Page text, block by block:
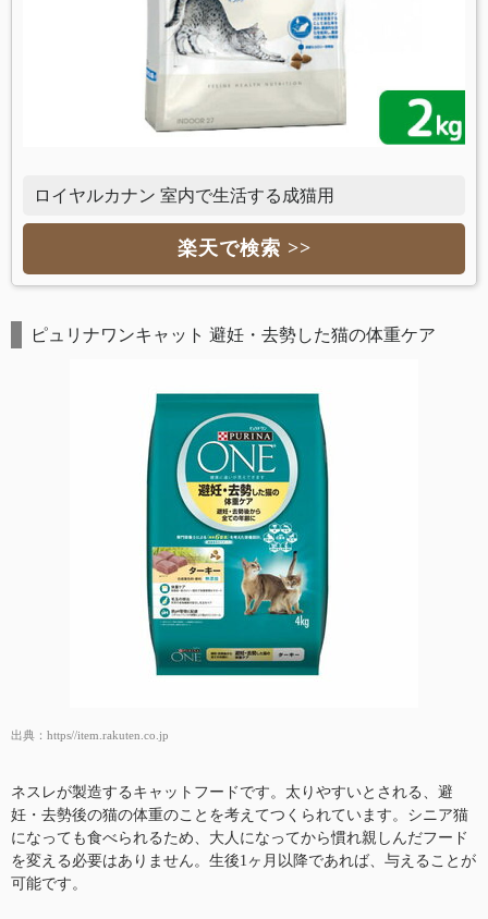
ロイヤルカナン 室内で生活する成猫用
楽天で検索 >>
ピュリナワンキャット 避妊・去勢した猫の体重ケア
出典： https//item.rakuten.co.jp
ネスレが製造するキャットフードです。太りやすいとされる、避
妊・去勢後の猫の体重のことを考えてつくられています。シニア猫
になっても食べられるため、大人になってから慣れ親しんだフード
を変える必要はありません。生後1ヶ月以降であれば、与えることが
可能です。